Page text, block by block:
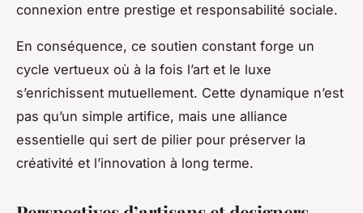
connexion entre prestige et responsabilité sociale.
En conséquence, ce soutien constant forge un
cycle vertueux où à la fois l’art et le luxe
s’enrichissent mutuellement. Cette dynamique n’est
pas qu’un simple artifice, mais une alliance
essentielle qui sert de pilier pour préserver la
créativité et l’innovation à long terme.